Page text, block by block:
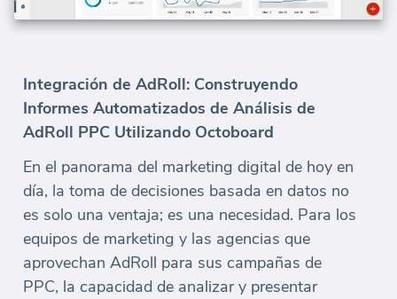
Integración de AdRoll: Construyendo
Informes Automatizados de Análisis de
AdRoll PPC Utilizando Octoboard
En el panorama del marketing digital de hoy en
día, la toma de decisiones basada en datos no
es solo una ventaja; es una necesidad. Para los
equipos de marketing y las agencias que
aprovechan AdRoll para sus campañas de
PPC, la capacidad de analizar y presentar